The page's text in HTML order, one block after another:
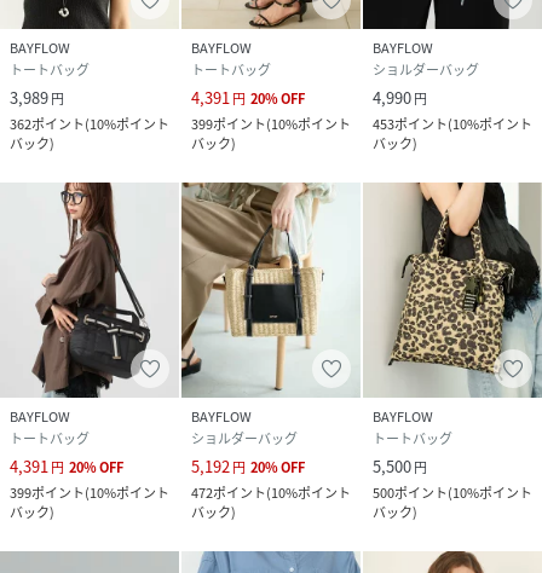
BAYFLOW
トートバッグ
3,989円
362ポイント(10%ポイント
バック)
BAYFLOW
トートバッグ
4,391円 20%OFF
399ポイント(10%ポイント
バック)
BAYFLOW
ショルダーバッグ
4,990円
453ポイント(10%ポイント
バック)
BAYFLOW
トートバッグ
4,391 円 20%OFF
399ポイント(10%ポイント
バック)
BAYFLOW
ショルダーバッグ
5,192 円 20%OFF
472ポイント(10%ポイント
バック)
BAYFLOW
トートバッグ
5,500円
500ポイント(10%ポイント
バック)